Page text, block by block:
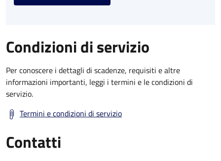
Condizioni di servizio
Per conoscere i dettagli di scadenze, requisiti e altre
informazioni importanti, leggi i termini e le condizioni di
servizio.
Termini e condizioni di servizio
Contatti